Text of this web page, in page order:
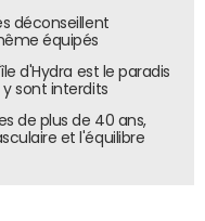
déconseillent
équipés
d'Hydra est le paradis
sont interdits
de plus de 40 ans,
et l'équilibre